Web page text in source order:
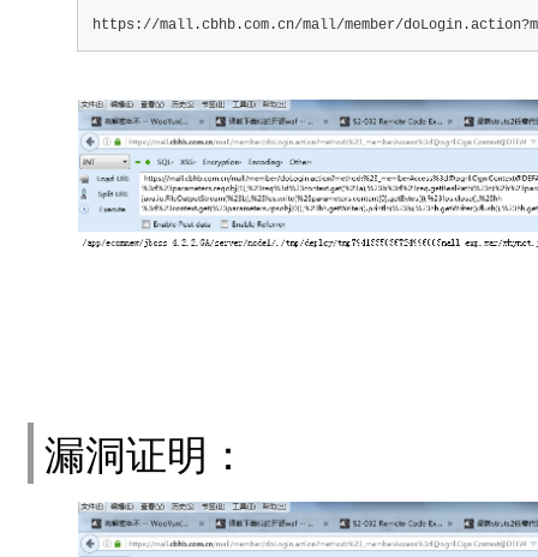
https://mall.cbhb.com.cn/mall/member/
漏洞证明：